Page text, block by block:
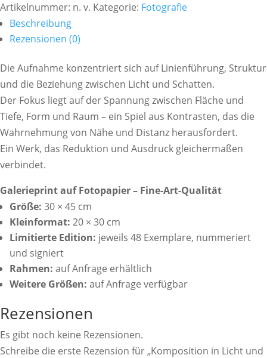
Licht
und
Form
Artikelnummer: n. v. Kategorie: Fotografie
Beschreibung
Rezensionen (0)
Die Aufnahme konzentriert sich auf Linienführung, Struktur
und die Beziehung zwischen Licht und Schatten.
Der Fokus liegt auf der Spannung zwischen Fläche und
Tiefe, Form und Raum – ein Spiel aus Kontrasten, das die
Wahrnehmung von Nähe und Distanz herausfordert.
Ein Werk, das Reduktion und Ausdruck gleichermaßen
verbindet.
Galerieprint auf Fotopapier – Fine-Art-Qualität
Größe: 30 × 45 cm
Kleinformat: 20 × 30 cm
Limitierte Edition: jeweils 48 Exemplare, nummeriert
und signiert
Rahmen: auf Anfrage erhältlich
Weitere Größen: auf Anfrage verfügbar
Rezensionen
Es gibt noch keine Rezensionen.
Schreibe die erste Rezension für „Komposition in Licht und